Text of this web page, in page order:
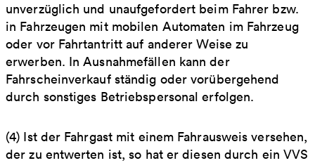
unverzüglich und unaufgefordert beim Fahrer bzw.
in Fahrzeugen mit mobilen Automaten im Fahrzeug
oder vor Fahrtantritt auf anderer Weise zu
erwerben. In Ausnahmefällen kann der
Fahrscheinverkauf ständig oder vorübergehend
durch sonstiges Betriebspersonal erfolgen.
(4) Ist der Fahrgast mit einem Fahrausweis versehen,
der zu entwerten ist, so hat er diesen durch ein VVS